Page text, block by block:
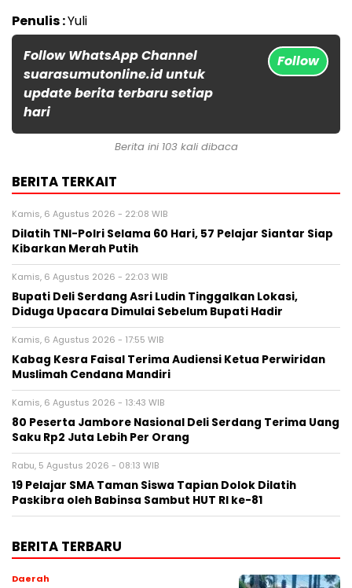
Penulis :Yuli
Follow WhatsApp Channel
suarasumutonline.id untuk
update berita terbaru setiap
hari
Follow
Berita ini 103 kali dibaca
BERITA TERKAIT
Kamis, 6 Agustus 2026 - 22:08 WIB
Dilatih TNI-Polri Selama 60 Hari, 57 Pelajar Siantar Siap
Kibarkan Merah Putih
Kamis, 6 Agustus 2026 - 22:03 WIB
Bupati Deli Serdang Asri Ludin Tinggalkan Lokasi,
Diduga Upacara Dimulai Sebelum Bupati Hadir
Kamis, 6 Agustus 2026 - 17:55 WIB
Kabag Kesra Faisal Terima Audiensi Ketua Perwiridan
Muslimah Cendana Mandiri
Kamis, 6 Agustus 2026 - 13:43 WIB
80 Peserta Jambore Nasional Deli Serdang Terima Uang
Saku Rp2 Juta Lebih Per Orang
Rabu, 5 Agustus 2026 - 08:13 WIB
19 Pelajar SMA Taman Siswa Tapian Dolok Dilatih
Paskibra oleh Babinsa Sambut HUT RI ke-81
BERITA TERBARU
Daerah